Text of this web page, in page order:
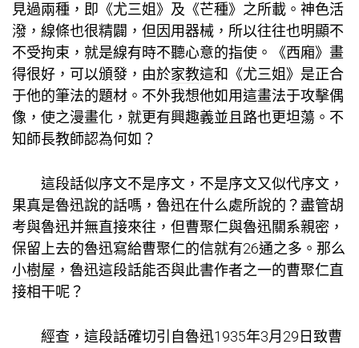
見過兩種，即《尤三姐》及《芒種》之所載。神色活
潑，線條也很精闢，但因用器械，所以往往也明顯不
不受拘束，就是線有時不聽心意的指使。《西廂》畫
得很好，可以頒發，由於家教這和《尤三姐》是正合
于他的筆法的題材。不外我想他如用這畫法于攻擊偶
像，使之漫畫化，就更有興趣義並且路也更坦蕩。不
知師長教師認為何如？
這段話似序文不是序文，不是序文又似代序文，
果真是魯迅說的話嗎，魯迅在什么處所說的？盡管胡
考與魯迅并無直接來往，但曹聚仁與魯迅關系親密，
保留上去的魯迅寫給曹聚仁的信就有26通之多。那么
小樹屋 ，魯迅這段話能否與此書作者之一的曹聚仁直
接相干呢？
經查，這段話確切引自魯迅1935年3月29日致曹